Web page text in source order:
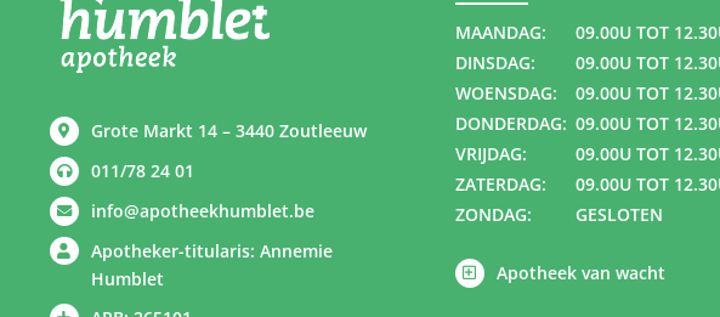
Grote Markt 14 – 3440 Zoutleeuw
011/78 24 01
info@apotheekhumblet.be
Apotheker-titularis: Annemie
Humblet
MAANDAG:
09.00U TOT
DINSDAG:
09.00U TOT
WOENSDAG:
09.00U TOT
DONDERDAG: 09.00U TOT
VRIJDAG:
09.00U TOT
ZATERDAG:
09.00U TOT
ZONDAG:
GESLOTEN
Apotheek van wacht